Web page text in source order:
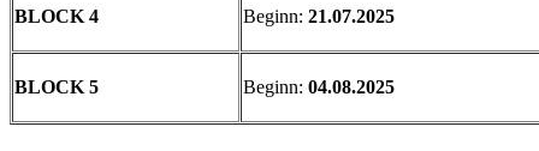
BLOCK 4 Beginn: 21.07.2025
BLOCK 5 Beginn: 04.08.2025